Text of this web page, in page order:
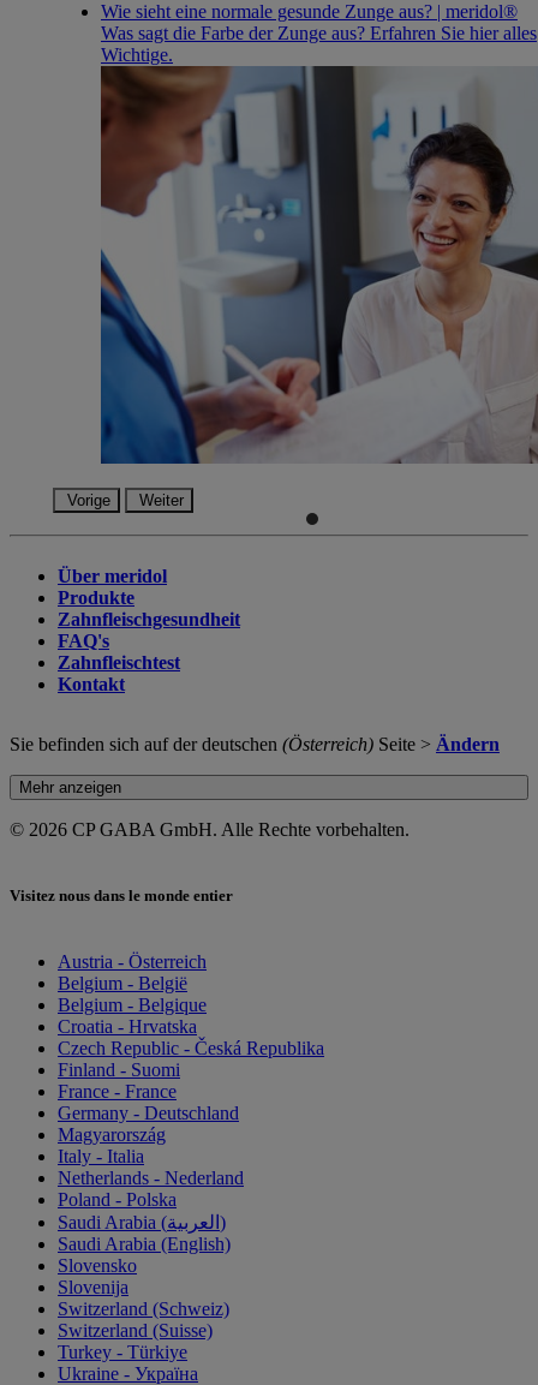
Wie sieht eine normale gesunde Zunge aus? | meridol®
Was sagt die Farbe der Zunge aus? Erfahren Sie hier alles
Wichtige.
Vorige Weiter
Über meridol
Produkte
Zahnfleischgesundheit
FAQ's
Zahnfleischtest
Kontakt
Sie befinden sich auf der deutschen (Österreich) Seite > Ändern
Mehr anzeigen
© 2026 CP GABA GmbH. Alle Rechte vorbehalten.
Visitez nous dans le monde entier
Austria - Österreich
Belgium - België
Belgium - Belgique
Croatia - Hrvatska
Czech Republic - Česká Republika
Finland - Suomi
France - France
Germany - Deutschland
Magyarország
Italy - Italia
Netherlands - Nederland
Poland - Polska
Saudi Arabia (العربية)
Saudi Arabia (English)
Slovensko
Slovenija
Switzerland (Schweiz)
Switzerland (Suisse)
Turkey - Türkiye
Ukraine - Україна